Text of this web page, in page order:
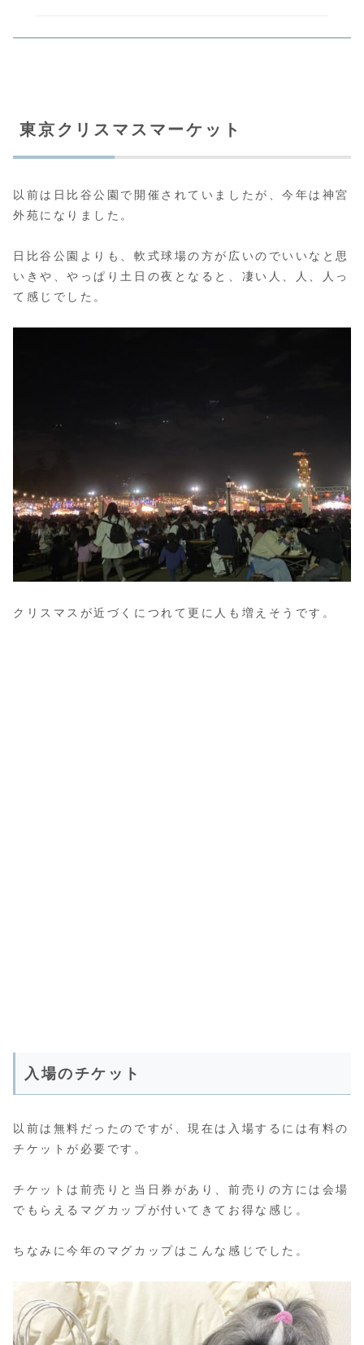
東京クリスマスマーケット
以前は日比谷公園で開催されていましたが、今年は神宮
外苑になりました。
日比谷公園よりも、軟式球場の方が広いのでいいなと思
いきや、やっぱり土日の夜となると、凄い人、人、人っ
て感じでした。
クリスマスが近づくにつれて更に人も増えそうです。
入場のチケット
以前は無料だったのですが、現在は入場するには有料の
チケットが必要です。
チケットは前売りと当日券があり、前売りの方には会場
でもらえるマグカップが付いてきてお得な感じ。
ちなみに今年のマグカップはこんな感じでした。